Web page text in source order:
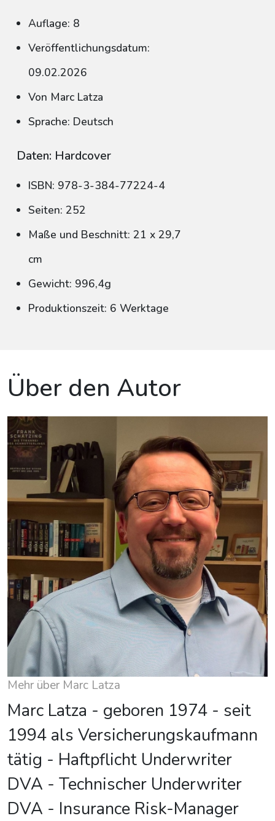
Auflage: 8
Veröffentlichungsdatum:
09.02.2026
Von Marc Latza
Sprache: Deutsch
Daten: Hardcover
ISBN: 978-3-384-77224-4
Seiten: 252
Maße und Beschnitt: 21 x 29,7
cm
Gewicht: 996,4g
Produktionszeit: 6 Werktage
Über den Autor
Mehr über Marc Latza
Marc Latza - geboren 1974 - seit
1994 als Versicherungskaufmann
tätig - Haftpflicht Underwriter
DVA - Technischer Underwriter
DVA - Insurance Risk-Manager